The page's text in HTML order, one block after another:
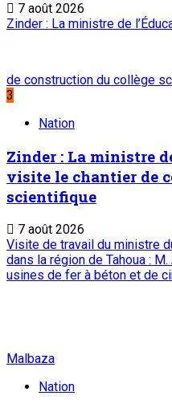
7 août 2026
Zinder : La ministre de
de construction du collège
3
Nation
Zinder : La ministre
visite le chantier de
scientifique
7 août 2026
Visite de travail du ministre
dans la région de Tahoua :
usines de fer à béton et de
Malbaza
Nation